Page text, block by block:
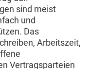
sind meist
und
Das
Arbeitszeit,
Vertragsparteien